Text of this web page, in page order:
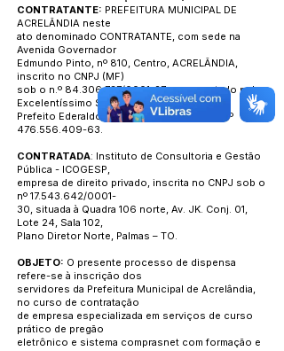
CONTRATANTE: PREFEITURA MUNICIPAL DE
ACRELÂNDIA neste
ato denominado CONTRATANTE, com sede na
Avenida Governador
Edmundo Pinto, nº 810, Centro, ACRELÂNDIA,
inscrito no CNPJ (MF)
sob o n.º 84.306.737/0001-27, representado pelo
Excelentíssimo Senhor
Prefeito Ederaldo Caetano de Sousa, CPF nº
476.556.409-63.
CONTRATADA: Instituto de Consultoria e Gestão
Pública - ICOGESP,
empresa de direito privado, inscrita no CNPJ sob o
nº 17.543.642/0001-
30, situada à Quadra 106 norte, Av. JK. Conj. 01,
Lote 24, Sala 102,
Plano Diretor Norte, Palmas – TO.
OBJETO: O presente processo de dispensa
refere-se à inscrição dos
servidores da Prefeitura Municipal de Acrelândia,
no curso de contratação
de empresa especializada em serviços de curso
prático de pregão
eletrônico e sistema comprasnet com formação e